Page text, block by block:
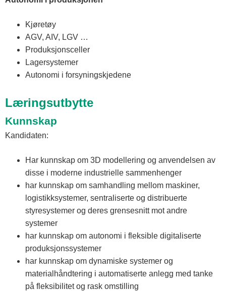
Kjøretøy
AGV, AIV, LGV …
Produksjonsceller
Lagersystemer
Autonomi i forsyningskjedene
Læringsutbytte
Kunnskap
Kandidaten:
Har kunnskap om 3D modellering og anvendelsen av
disse i moderne industrielle sammenhenger
har kunnskap om samhandling mellom maskiner,
logistikksystemer, sentraliserte og distribuerte
styresystemer og deres grensesnitt mot andre
systemer
har kunnskap om autonomi i fleksible digitaliserte
produksjonssystemer
har kunnskap om dynamiske systemer og
materialhåndtering i automatiserte anlegg med tanke
på fleksibilitet og rask omstilling